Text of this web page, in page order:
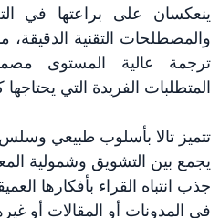
ينعكسان على براعتها في
والمصطلحات التقنية
ترجمة عالية المستوى
المتطلبات الفريدة التي
تتميز تالا بأسلوب طبيعي
يجمع بين التشويق وشمولية
جذب انتباه القراء بأفكارها
في المدونات أو المقالات أو